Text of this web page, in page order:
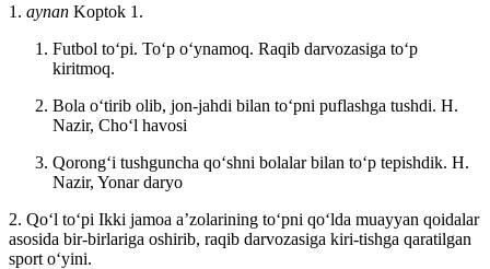
1. aynan Koptok 1.
Futbol toʻpi. Toʻp oʻynamoq. Raqib darvozasiga toʻp
kiritmoq.
Bola oʻtirib olib, jon-jahdi bilan toʻpni puflashga tushdi. H.
Nazir, Choʻl havosi
Qorongʻi tushguncha qoʻshni bolalar bilan toʻp tepishdik. H.
Nazir, Yonar daryo
2. Qoʻl toʻpi Ikki jamoa aʼzolarining toʻpni qoʻlda muayyan qoidalar
asosida bir-birlariga oshirib, raqib darvozasiga kiri-tishga qaratilgan
sport oʻyini.